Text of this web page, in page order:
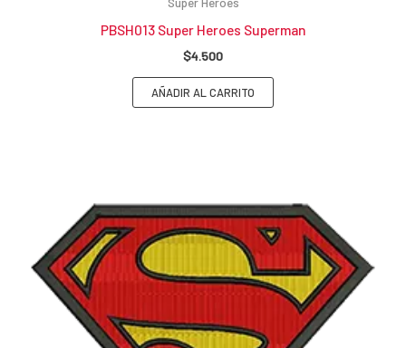
PBSH013 Super Heroes Superman
$4.500
AÑADIR AL CARRITO